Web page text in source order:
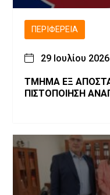
ΠΕΡΙΦΈΡΕΙΑ
29 Ιουλίου 2026
ΤΜΗΜΑ ΕΞ
ΠΙΣΤΟΠΟΙΗΣΗ